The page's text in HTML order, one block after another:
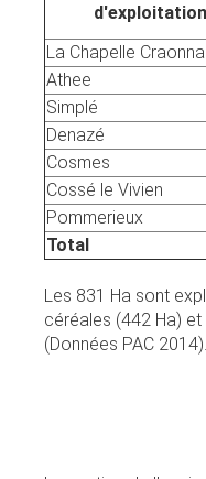
d'exploitation
La Chapelle
Athee
Simplé
Denazé
Cosmes
Cossé le Vivien
Pommerieux
Total
Les 831 Ha sont
céréales (442 Ha)
(Données PAC 2014).